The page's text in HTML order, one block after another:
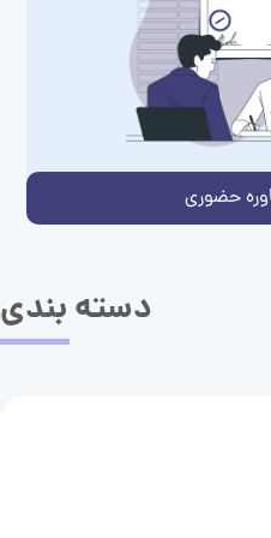
حضوری
دسته بندی